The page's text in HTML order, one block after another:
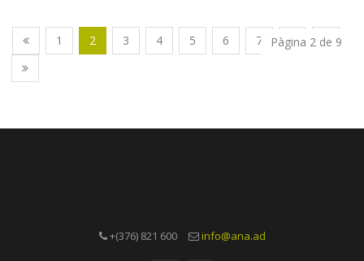
1 2 3 4 5 6 7 8 9
Pàgina 2 de 9
+(376) 821 600 info@ana.ad